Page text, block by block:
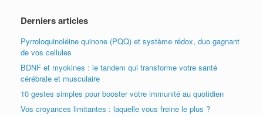
Derniers articles
Pyrroloquinoléine quinone (PQQ) et système rédox, duo gagnant
de vos cellules
BDNF et myokines : le tandem qui transforme votre santé
cérébrale et musculaire
10 gestes simples pour booster votre immunité au quotidien
Vos croyances limitantes : laquelle vous freine le plus ?